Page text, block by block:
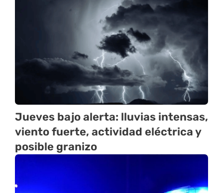
Jueves bajo alerta: lluvias intensas,
viento fuerte, actividad eléctrica y
posible granizo